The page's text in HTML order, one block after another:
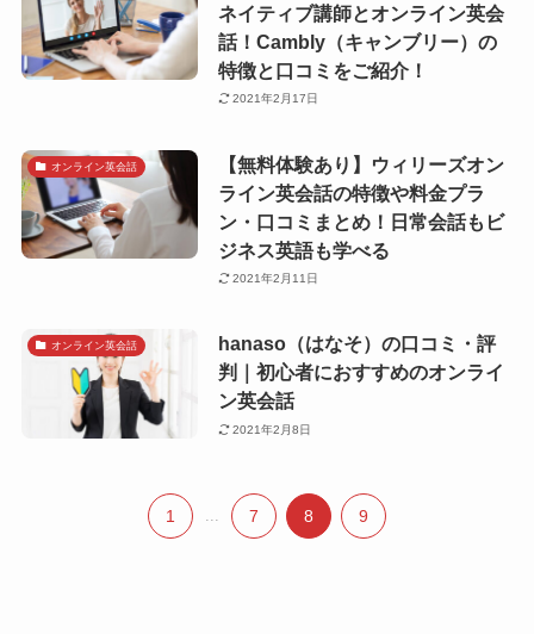
ネイティブ講師とオンライン英会
話！Cambly（キャンブリー）の
特徴と口コミをご紹介！
2021年2月17日
オンライン英会話
【無料体験あり】ウィリーズオン
ライン英会話の特徴や料金プラ
ン・口コミまとめ！日常会話もビ
ジネス英語も学べる
2021年2月11日
オンライン英会話
hanaso（はなそ）の口コミ・評
判｜初心者におすすめのオンライ
ン英会話
2021年2月8日
1 7 8 9